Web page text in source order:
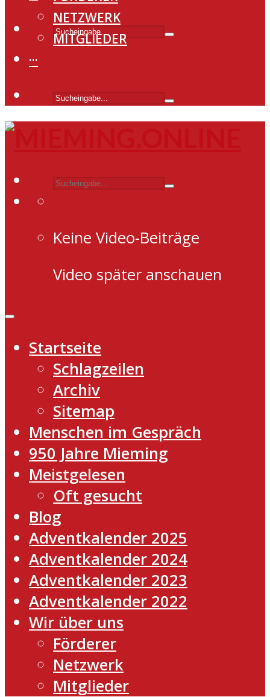
NETZWERK
MITGLIEDER
···
Keine Video-Beiträge
Video später anschauen
Startseite
Schlagzeilen
Archiv
Sitemap
Menschen im Gespräch
950 Jahre Mieming
Meistgelesen
Oft gesucht
Blog
Adventkalender 2025
Adventkalender 2024
Adventkalender 2023
Adventkalender 2022
Wir über uns
Förderer
Netzwerk
Mitglieder